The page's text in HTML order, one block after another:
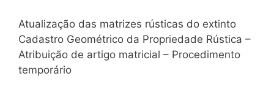
Atualização das matrizes rústicas do extinto
Cadastro Geométrico da Propriedade Rústica –
Atribuição de artigo matricial – Procedimento
temporário